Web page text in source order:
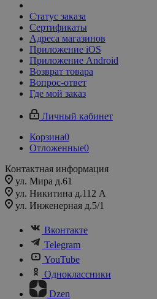
Статус заказа
Сертификаты
Адреса магазинов
Приложение iOS
Приложение Android
Возврат товара
Вопрос-ответ
Где мой заказ
Личный кабинет
Корзина0
Отложенные0
Контактная информация
ул. Мира д.61
ул. Никитина д.112 А
ул. Инженерная д.5/1
Вконтакте
Telegram
YouTube
Одноклассники
Dzen